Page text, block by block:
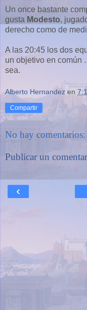
Un once bastante
gusta Modesto,
derecho como de
A las 20:45 los dos
un objetivo en común
sea.
Alberto Hernandez en
Compartir
No hay comentarios:
Publicar un
‹